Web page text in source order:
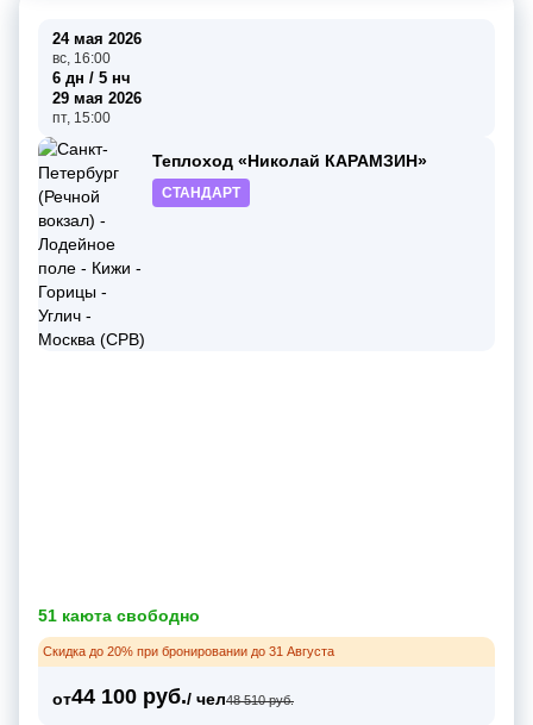
24 мая 2026
вс, 16:00
6 дн / 5 нч
29 мая 2026
пт, 15:00
Теплоход «Николай КАРАМЗИН»
СТАНДАРТ
51 каюта свободно
Скидка до 20% при бронировании до 31 Августа
от44 100 руб./ чел48 510 руб.